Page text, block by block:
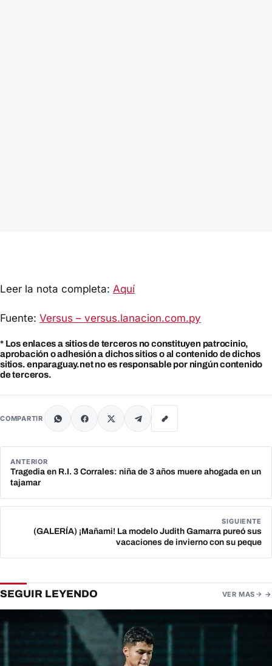
Leer la nota completa: Aquí
Fuente: Versus – versus.lanacion.com.py
* Los enlaces a sitios de terceros no constituyen patrocinio,
aprobación o adhesión a dichos sitios o al contenido de dichos
sitios. enparaguay.net no es responsable por ningún contenido
de terceros.
COMPARTIR
ANTERIOR
Tragedia en R.I. 3 Corrales: niña de 3 años muere ahogada en un
tajamar
SIGUIENTE
(GALERÍA) ¡Mañami! La modelo Judith Gamarra pureó sus
vacaciones de invierno con su peque
SEGUIR LEYENDO VER MAS